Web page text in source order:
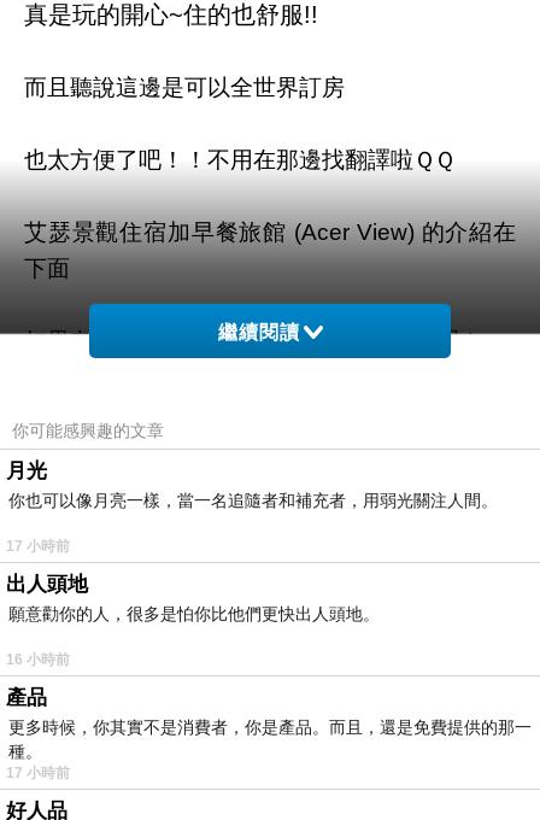
真是玩的開心~住的也舒服!!
而且聽說這邊是可以全世界訂房
也太方便了吧！！不用在那邊找翻譯啦ＱＱ
艾瑟景觀住宿加早餐旅館 (Acer View) 的介紹在
下面
如果有興趣到這附近玩的，不妨可以看看喔！
介紹 如果也跟我一樣喜歡不妨看看喔!
費《迪士尼美語世界試用包》
↓↓↓限量特優價格按鈕↓↓↓
繼續閱讀
你可能感興趣的文章
月光
你也可以像月亮一樣，當一名追隨者和補充者，用弱光關注人間。
17 小時前
出人頭地
願意勸你的人，很多是怕你比他們更快出人頭地。
16 小時前
產品
更多時候，你其實不是消費者，你是產品。而且，還是免費提供的那一
種。
17 小時前
好人品